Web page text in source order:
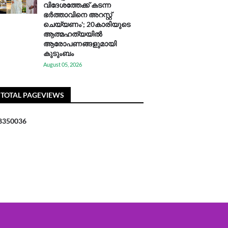
വിദേശത്തേക്ക് കടന്ന
ഭർത്താവിനെ അറസ്റ്റ്
ചെയ്യണം'; 20കാരിയുടെ
ആത്മഹത്യയിൽ
ആരോപണങ്ങളുമായി
കുടുംബം
August 05, 2026
TOTAL PAGEVIEWS
350036